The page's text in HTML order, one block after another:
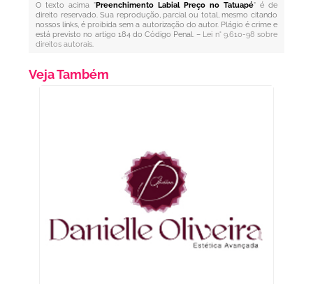
O texto acima "Preenchimento Labial Preço no Tatuapé" é de
direito reservado. Sua reprodução, parcial ou total, mesmo citando
nossos links, é proibida sem a autorização do autor. Plágio é crime e
está previsto no artigo 184 do Código Penal. – Lei n° 9.610-98 sobre
direitos autorais.
Veja Também